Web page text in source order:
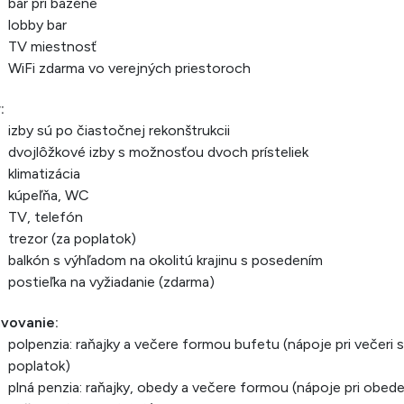
lobby bar
TV miestnosť
WiFi zdarma vo verejných priestoroch
izby sú po čiastočnej rekonštrukcii
dvojlôžkové izby s možnosťou dvoch prísteliek
klimatizácia
kúpeľňa, WC
TV, telefón
trezor (za poplatok)
balkón s výhľadom na okolitú krajinu s posedením
postieľka na vyžiadanie (zdarma)
polpenzia: raňajky a večere formou bufetu (nápoje pri večeri
poplatok)
plná penzia: raňajky, obedy a večere formou (nápoje pri